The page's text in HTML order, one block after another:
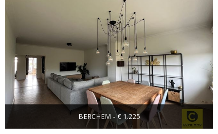
BERCHEM - € 1.225